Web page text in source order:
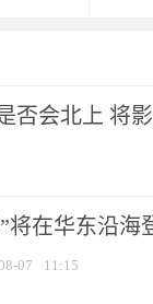
否会北上 将
将在华东沿
07 11:15